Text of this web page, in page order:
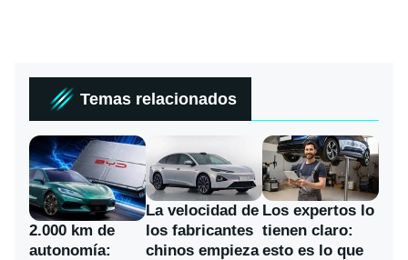
Temas relacionados
2.000 km de
autonomía:
La velocidad de
los fabricantes
chinos empieza
Los expertos lo
tienen claro:
esto es lo que